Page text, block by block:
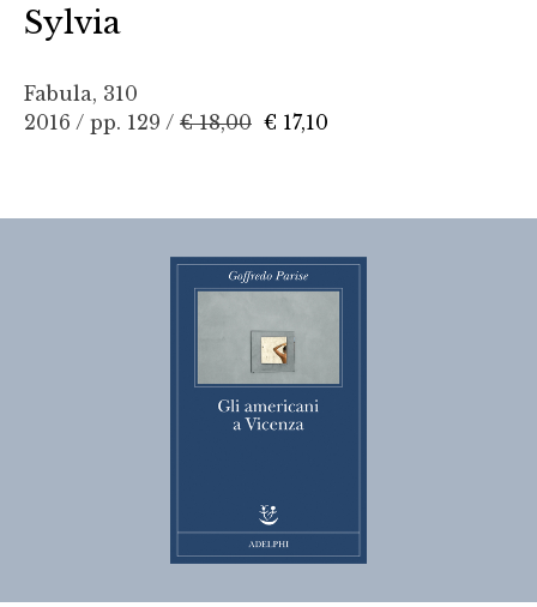
Sylvia
Fabula, 310
2016 / pp. 129 / € 18,00 € 17,10